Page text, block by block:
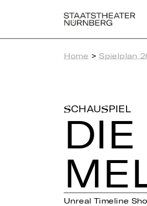
Home > Spielplan
SCHAUSPIEL
Unreal Timeline